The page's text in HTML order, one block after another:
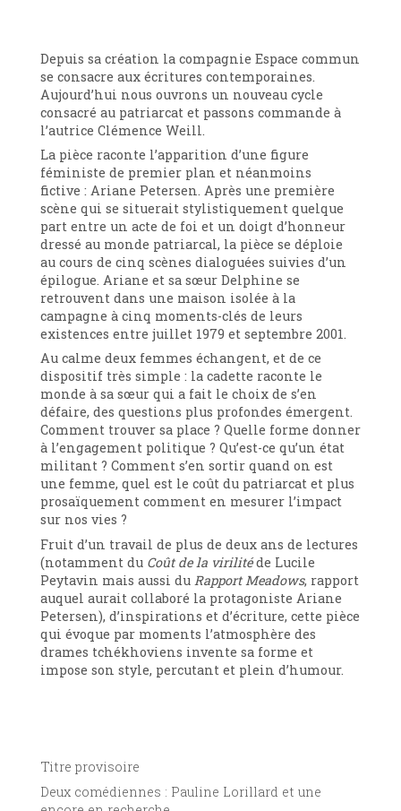
Depuis sa création la compagnie Espace commun
se consacre aux écritures contemporaines.
Aujourd’hui nous ouvrons un nouveau cycle
consacré au patriarcat et passons commande à
l’autrice Clémence Weill.
La pièce raconte l’apparition d’une figure
féministe de premier plan et néanmoins
fictive : Ariane Petersen. Après une première
scène qui se situerait stylistiquement quelque
part entre un acte de foi et un doigt d’honneur
dressé au monde patriarcal, la pièce se déploie
au cours de cinq scènes dialoguées suivies d’un
épilogue. Ariane et sa sœur Delphine se
retrouvent dans une maison isolée à la
campagne à cinq moments-clés de leurs
existences entre juillet 1979 et septembre 2001.
Au calme deux femmes échangent, et de ce
dispositif très simple : la cadette raconte le
monde à sa sœur qui a fait le choix de s’en
défaire, des questions plus profondes émergent.
Comment trouver sa place ? Quelle forme donner
à l’engagement politique ? Qu’est-ce qu’un état
militant ? Comment s’en sortir quand on est
une femme, quel est le coût du patriarcat et plus
prosaïquement comment en mesurer l’impact
sur nos vies ?
Fruit d’un travail de plus de deux ans de lectures
(notamment duCoût de la virilitéde Lucile
Peytavin mais aussi duRapport Meadows, rapport
auquel aurait collaboré la protagoniste Ariane
Petersen), d’inspirations et d’écriture, cette pièce
qui évoque par moments l’atmosphère des
drames tchékhoviens invente sa forme et
impose son style, percutant et plein d’humour.
Titre provisoire
Deux comédiennes : Pauline Lorillard et une